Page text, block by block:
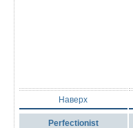
Наверх
Perfectionist